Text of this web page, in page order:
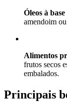
Óleos à
amendoim
Alimentos
frutos secos
embalados.
Principais